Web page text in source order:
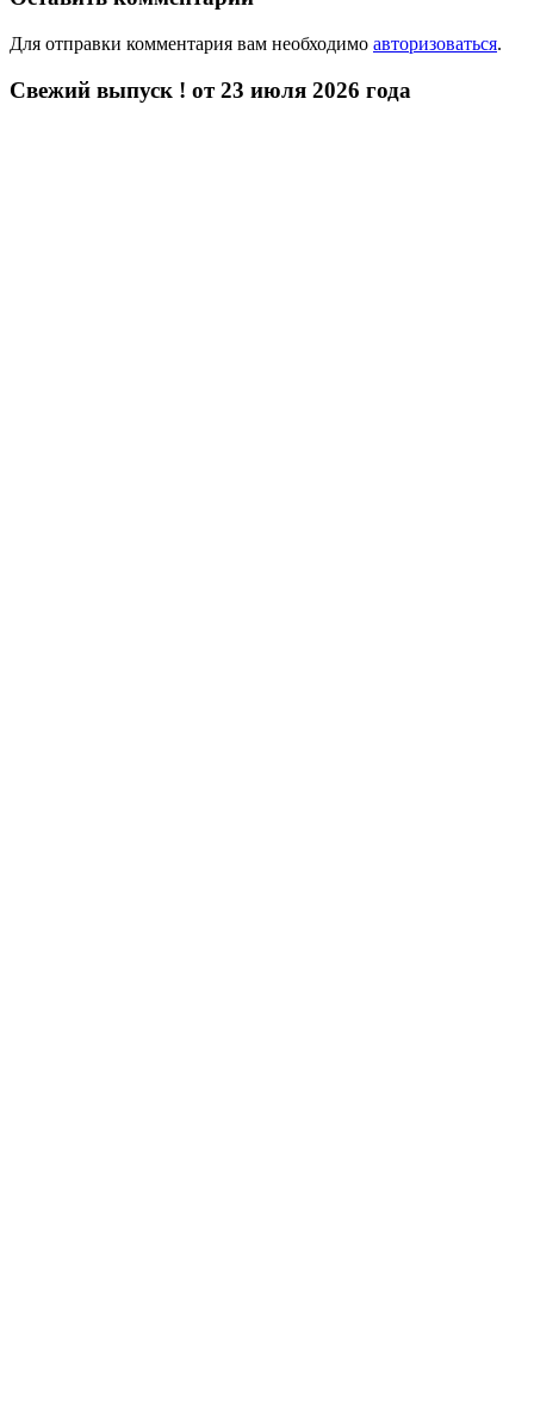
Для отправки комментария вам необходимо авторизоваться.
Свежий выпуск ! от 23 июля 2026 года